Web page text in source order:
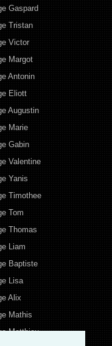
Gaspard
Tristan
Victor
Margot
Antonin
Eliott
Augustin
Marie
Gabin
Valentine
Yanis
Timothee
Tom
Thomas
Liam
Baptiste
Lisa
Alix
Mathis
Matthieu